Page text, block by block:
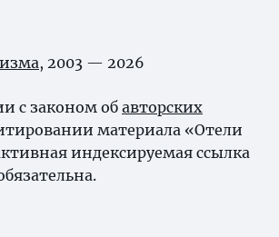
, 2003 — 2026
с законом об авторских
материала «Отели
индексируемая ссылка